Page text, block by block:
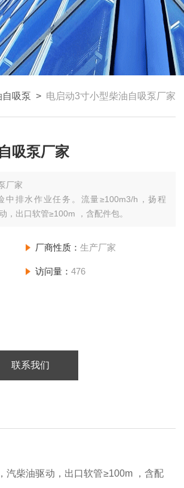
吸泵 > 电启动3寸小型柴油自吸泵厂家
吸泵厂家
厂家
排水作业任务。流量≥100m3/h，扬程
，出口软管≥100m ，含配件包。
厂商性质： 生产厂家
访问量： 476
联系我们
汽柴油驱动，出口软管≥100m ，含配